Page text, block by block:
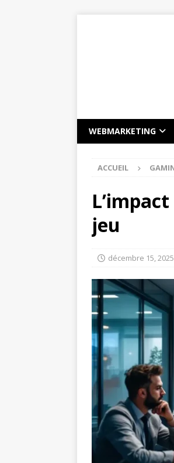
WEBMARKETING
ACCUEIL
jeu
décembre 15, 2025